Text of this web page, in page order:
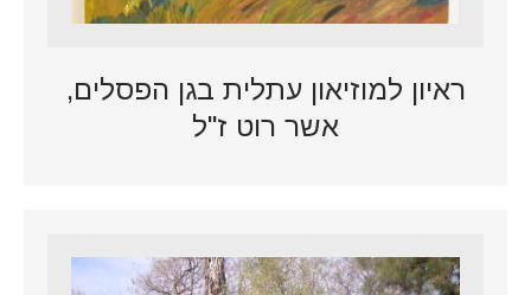
ראיון למוזיאון עתלית בגן הפסלים,
אשר רוט ז"ל